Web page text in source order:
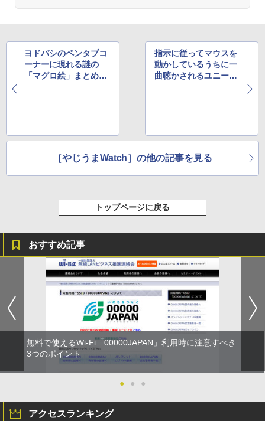
ヨドバシのペンタブコ
ーナーに現れる謎の
「マグロ絵」まとめが
指示に従ってマウスを
動かしているうちに一
曲聴かされるユニーク
［やじうまWatch］の他の記事を見る
トップページに戻る
おすすめ記事
無料で使えるWi-Fi「00000JAPAN」利用時に注意すべき
3つのポイント
● ● ●
アクセスランキング